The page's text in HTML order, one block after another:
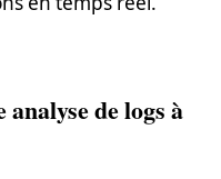
de logs à